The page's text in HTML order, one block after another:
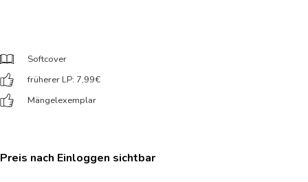
Softcover
früherer LP: 7,99€
Mängelexemplar
Preis nach Einloggen sichtbar